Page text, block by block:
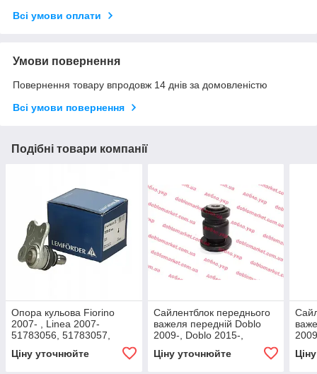
Всі умови оплати
Умови повернення
Повернення товару впродовж 14 днів за домовленістю
Всі умови повернення
Подібні товари компанії
Опора кульова Fiorino
2007- , Linea 2007-
51783056, 51783057,
51783056, 51783057,
Ціну уточнюйте
Сайлентблок переднього
важеля передній Doblo
2009-, Doblo 2015-,
Fiorino, Linea 2007 -, Арт.
31555, 51783057,
Ціну уточнюйте